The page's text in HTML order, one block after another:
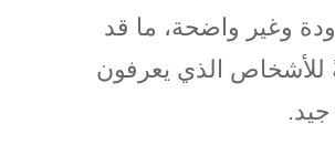
وغير واضحة، ما قد
الذي يعرفون